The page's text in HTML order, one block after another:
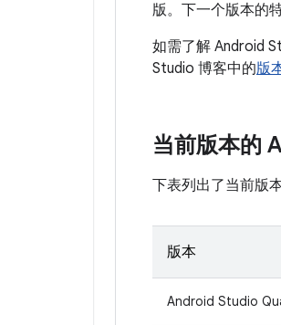
版。下一个版本的
如需了解 Android
Studio 博客中的版
当前版本的
下表列出了当前版
版本
Android Studio